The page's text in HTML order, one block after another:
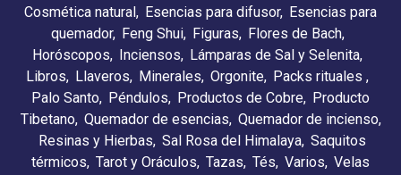
Cosmética natural Esencias para difusor Esencias para
quemador
Feng Shui Figuras
Flores de Bach
Horóscopos
Inciensos
Lámparas de Sal y Selenita
Libros
Llaveros Minerales Orgonite Packs rituales
Palo Santo Péndulos Productos de Cobre Producto
Tibetano Quemador de esencias Quemador de incienso
Resinas y Hierbas Sal Rosa del Himalaya Saquitos
térmicos Tarot y Oráculos Tazas Tés Varios Velas